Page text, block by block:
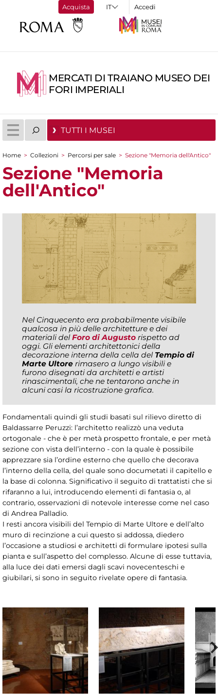
Acquista Accedi
MERCATI DI TRAIANO MUSEO DEI
FORI IMPERIALI
TUTTI I MUSEI
Tu sei qui
Home > Collezioni > Percorsi per sale > Sezione "Memoria dell'Antico"
Sezione "Memoria
dell'Antico"
Nel Cinquecento era probabilmente visibile
qualcosa in più delle architetture e dei
materiali del Foro di Augusto rispetto ad
oggi. Gli elementi architettonici della
decorazione interna della cella del Tempio di
Marte Ultore rimasero a lungo visibili e
furono disegnati da architetti e artisti
rinascimentali, che ne tentarono anche in
alcuni casi la ricostruzione grafica.
Fondamentali quindi gli studi basati sul rilievo diretto di
Baldassarre Peruzzi: l’architetto realizzò una veduta
ortogonale - che è per metà prospetto frontale, e per metà
sezione con vista dell’interno - con la quale è possibile
apprezzare sia l’ordine esterno che quello che decorava
l’interno della cella, del quale sono documetati il capitello e
la base di colonna. Significativo il seguito di trattatisti che si
rifaranno a lui, introducendo elementi di fantasia o, al
contrario, osservazioni di notevole interesse come nel caso
di Andrea Palladio.
I resti ancora visibili del Tempio di Marte Ultore e dell’alto
muro di recinzione a cui questo si addossa, diedero
l’occasione a studiosi e architetti di formulare ipotesi sulla
pianta e sull’aspetto del complesso. Alcune di esse tuttavia,
alla luce dei dati emersi dagli scavi novecenteschi e
giubilari, si sono in seguito rivelate opere di fantasia.